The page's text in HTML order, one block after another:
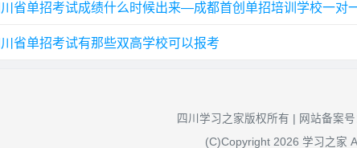
省单招考试成绩什么时候出来—成都首创单招培训学校一对
省单招考试有那些双高学校可以报考
四川学习之家版权所有 | 网站备案号
(C)Copyright 2026 学习之家